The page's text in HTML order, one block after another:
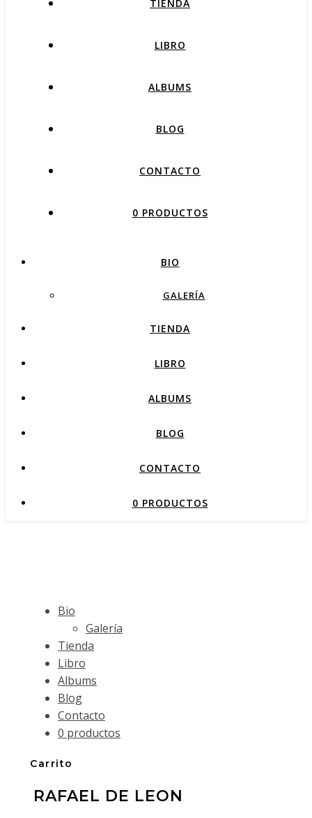
TIENDA
LIBRO
ALBUMS
BLOG
CONTACTO
0 PRODUCTOS
BIO
GALERÍA
TIENDA
LIBRO
ALBUMS
BLOG
CONTACTO
0 PRODUCTOS
Bio
Galería
Tienda
Libro
Albums
Blog
Contacto
0 productos
Carrito
RAFAEL DE LEON